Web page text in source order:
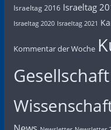
Israeltag 2016 Israeltag
Israeltag 2020 Israeltag 2021
Kommentar der Woche
Gesellschaft